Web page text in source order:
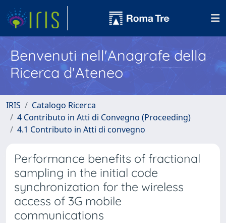
Benvenuti nell'Anagrafe della
Ricerca d'Ateneo
IRIS
Catalogo Ricerca
4 Contributo in Atti di Convegno (Proceeding)
4.1 Contributo in Atti di convegno
Performance benefits of fractional
sampling in the initial code
synchronization for the wireless
access of 3G mobile
communications